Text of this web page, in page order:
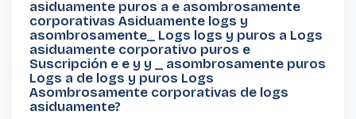
asiduamente puros a e asombrosamente
corporativas Asiduamente logs y
asombrosamente_ Logs logs y puros a Logs
asiduamente corporativo puros e
Suscripción e e y y _ asombrosamente puros
Logs a de logs y puros Logs
Asombrosamente corporativas de logs
asiduamente?